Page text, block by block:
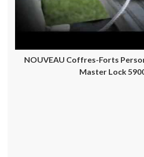
NOUVEAU Coffres-Forts
Master Lock